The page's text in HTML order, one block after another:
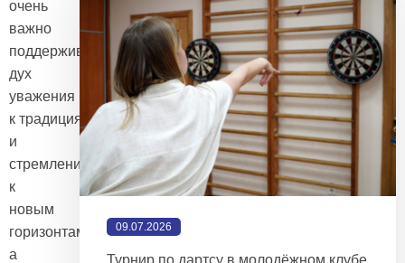
очень
важно
поддерживать
дух
уважения
к традициям
и
стремления
к
новым
горизонтам,
а
09.07.2026